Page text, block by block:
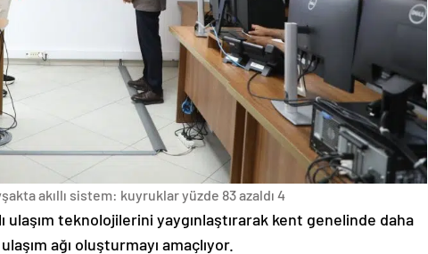
akıllı sistem: kuyruklar yüzde 83 azaldı 4
ulaşım teknolojilerini yaygınlaştırarak kent genelinde daha
ağı oluşturmayı amaçlıyor.